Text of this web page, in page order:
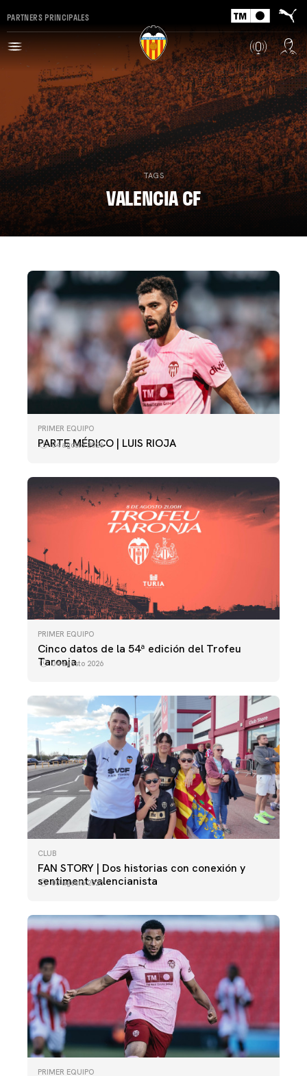
PARTNERS PRINCIPALES
TAGS
VALENCIA CF
PRIMER EQUIPO
PARTE MÉDICO | LUIS RIOJA
04 agosto 2026
PRIMER EQUIPO
Cinco datos de la 54ª edición del Trofeu
Taronja
04 agosto 2026
CLUB
FAN STORY | Dos historias con conexión y
sentiment valencianista
03 agosto 2026
PRIMER EQUIPO